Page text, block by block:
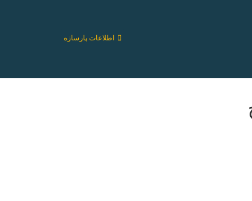
اطلاعات پارسازه